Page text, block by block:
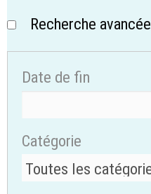
Recherche avancée
Date de fin
Catégorie